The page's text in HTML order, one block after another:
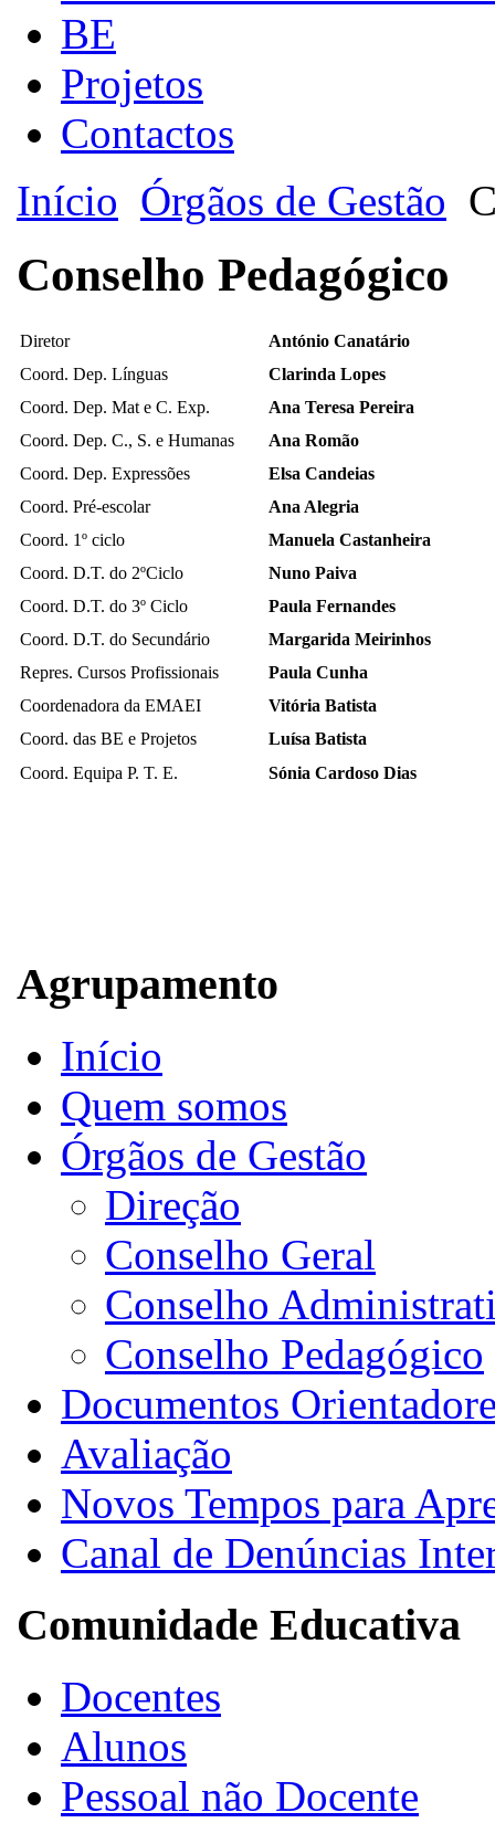
BE
Projetos
Contactos
Início Órgãos de Gestão
Conselho Pedagógico
Diretor
António Canatário
Coord. Dep. Línguas
Clarinda Lopes
Coord. Dep. Mat e C. Exp.
Ana Teresa Pereira
Coord. Dep. C., S. e Humanas
Ana Romão
Coord. Dep. Expressões
Elsa Candeias
Coord. Pré-escolar
Ana Alegria
Coord. 1º ciclo
Manuela Castanheira
Coord. D.T. do 2ºCiclo
Nuno Paiva
Coord. D.T. do 3º Ciclo
Paula Fernandes
Coord. D.T. do Secundário
Margarida Meirinhos
Repres. Cursos Profissionais
Paula Cunha
Coordenadora da EMAEI
Vitória Batista
Coord. das BE e Projetos
Luísa Batista
Coord. Equipa P. T. E.
Sónia Cardoso Dias
Agrupamento
Início
Quem somos
Órgãos de Gestão
Direção
Conselho Geral
Conselho
Conselho Pedagógico
Documentos
Avaliação
Novos Tempos para
Canal de Denúncias
Comunidade Educativa
Docentes
Alunos
Pessoal não Docente